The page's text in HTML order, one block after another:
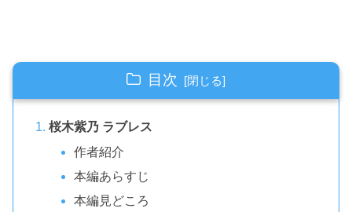
目次
桜木紫乃 ラブレス
作者紹介
本編あらすじ
本編見どころ